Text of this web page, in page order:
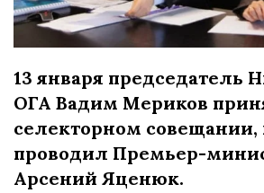
13 января председатель
ОГА Вадим Мериков
селекторном совещании,
проводил Премьер-
Арсений Яценюк.